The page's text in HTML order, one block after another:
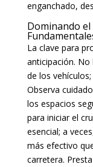
enganchado,
Dominando el
La clave para
anticipación.
de los
Observa
los espacios
para iniciar el
esencial; a
más efectivo
carretera.